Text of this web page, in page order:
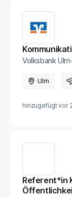
Volksbank
Ulm
hinzugefügt vor
Referent*in